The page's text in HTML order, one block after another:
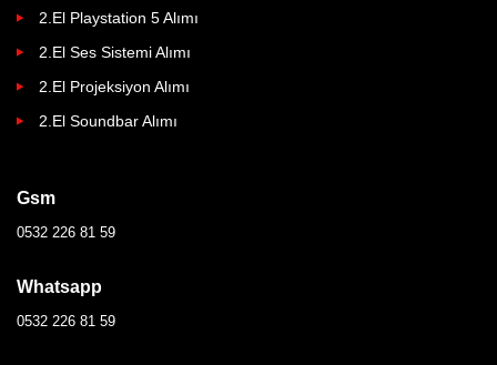
2.El Playstation 5 Alımı
2.El Ses Sistemi Alımı
2.El Projeksiyon Alımı
2.El Soundbar Alımı
Gsm
0532 226 81 59
Whatsapp
0532 226 81 59